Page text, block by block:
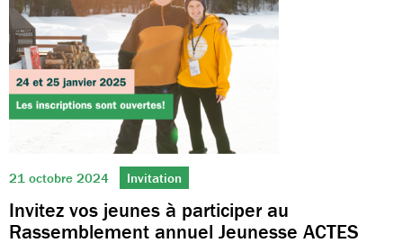
21 octobre 2024 Invitation
Invitez vos jeunes à participer au
Rassemblement annuel Jeunesse ACTES